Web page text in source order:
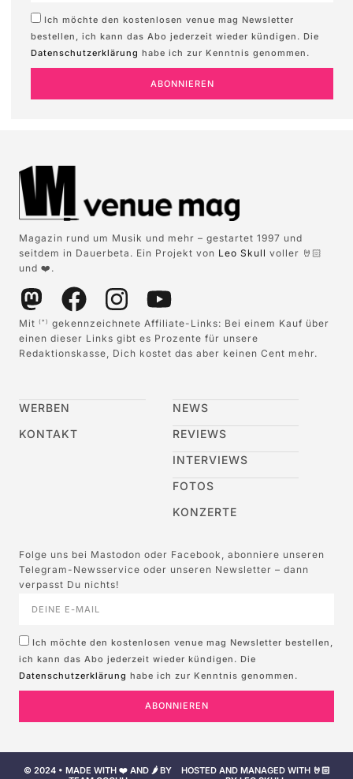
Ich möchte den kostenlosen venue mag Newsletter
bestellen, ich kann das Abo jederzeit wieder kündigen. Die
Datenschutzerklärung habe ich zur Kenntnis genommen.
ABONNIEREN
Magazin rund um Musik und mehr – gestartet 1997 und
seitdem in Dauerbeta. Ein Projekt von Leo Skull voller 🤘🏻
und ❤️.
Mit (*)
gekennzeichnete Affiliate-Links: Bei einem Kauf über
einen dieser Links gibt es Prozente für unsere
Redaktionskasse, Dich kostet das aber keinen Cent mehr.
WERBEN
KONTAKT
NEWS
REVIEWS
INTERVIEWS
FOTOS
KONZERTE
Folge uns bei Mastodon oder Facebook, abonniere unseren
Telegram-Newsservice oder unseren Newsletter – dann
verpasst Du nichts!
Ich möchte den kostenlosen venue mag Newsletter bestellen,
ich kann das Abo jederzeit wieder kündigen. Die
Datenschutzerklärung habe ich zur Kenntnis genommen.
ABONNIEREN
© 2024 • MADE WITH ❤️ AND 🌶️ BY
HOSTED AND MANAGED WITH 🤘🏻